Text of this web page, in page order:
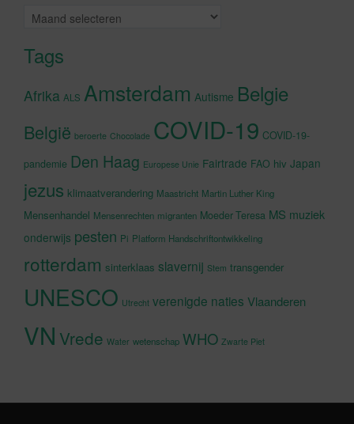
Archieven
Tags
Afrika ALS Amsterdam Autisme Belgie
België beroerte Chocolade COVID-19 COVID-19-
pandemie Den Haag Europese Unie Fairtrade FAO hiv Japan
jezus klimaatverandering Maastricht Martin Luther King
Mensenhandel Mensenrechten migranten Moeder Teresa MS muziek
onderwijs pesten Pi Platform Handschriftontwikkeling
rotterdam sinterklaas slavernij Stem transgender
UNESCO Utrecht verenigde naties Vlaanderen
VN Vrede Water wetenschap WHO Zwarte Piet